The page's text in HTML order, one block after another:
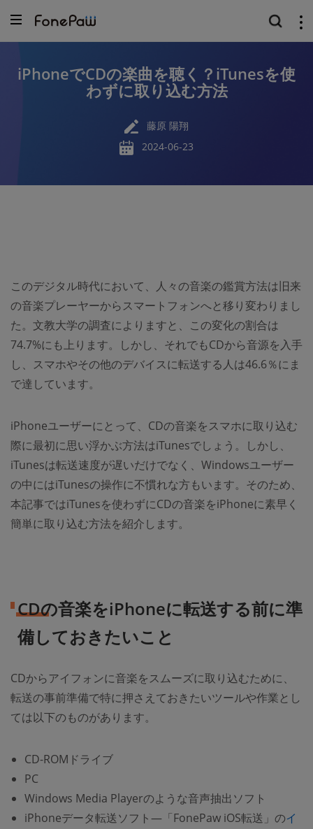
iPhoneでCDの楽曲を聴く？iTunesを使
わずに取り込む方法
藤原 陽翔
2024-06-23
このデジタル時代において、人々の音楽の鑑賞方法は旧来
の音楽プレーヤーからスマートフォンへと移り変わりまし
た。文教大学の調査によりますと、この変化の割合は
74.7%にも上ります。しかし、それでもCDから音源を入手
し、スマホやその他のデバイスに転送する人は46.6％にま
で達しています。
iPhoneユーザーにとって、CDの音楽をスマホに取り込む
際に最初に思い浮かぶ方法はiTunesでしょう。しかし、
iTunesは転送速度が遅いだけでなく、Windowsユーザー
の中にはiTunesの操作に不慣れな方もいます。そのため、
本記事ではiTunesを使わずにCDの音楽をiPhoneに素早く
簡単に取り込む方法を紹介します。
CDの音楽をiPhoneに転送する前に準
備しておきたいこと
CDからアイフォンに音楽をスムーズに取り込むために、
転送の事前準備で特に押さえておきたいツールや作業とし
ては以下のものがあります。
CD-ROMドライブ
PC
Windows Media Playerのような音声抽出ソフト
iPhoneデータ転送ソフト―「FonePaw iOS転送」のイ